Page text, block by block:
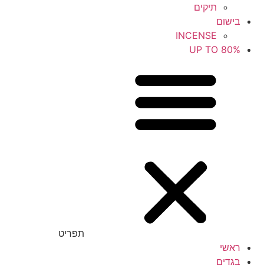
תיקים
בישום
INCENSE
UP TO 80%
תפריט
ראשי
בגדים